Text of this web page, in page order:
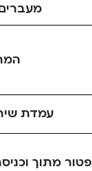
עמדת
פטור מתוך